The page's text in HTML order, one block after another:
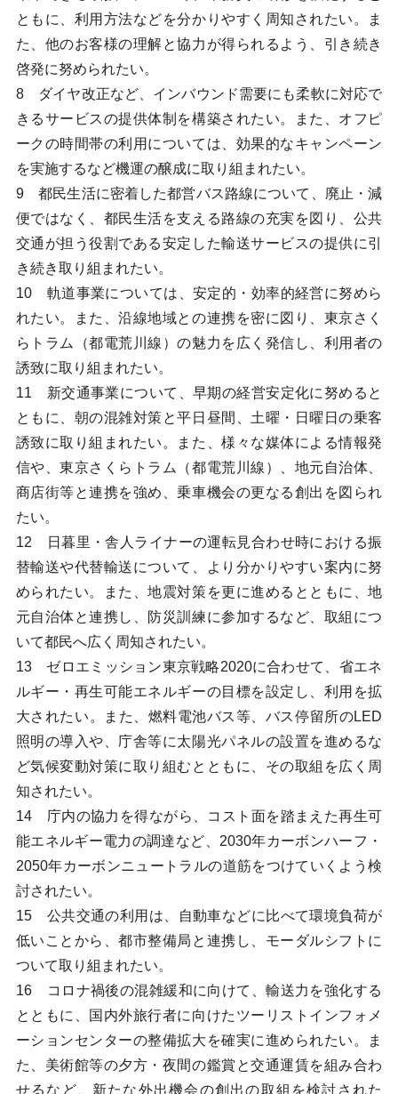
ともに、利用方法などを分かりやすく周知されたい。ま
た、他のお客様の理解と協力が得られるよう、引き続き
啓発に努められたい。
8 ダイヤ改正など、インバウンド需要にも柔軟に対応で
きるサービスの提供体制を構築されたい。また、オフピ
ークの時間帯の利用については、効果的なキャンペーン
を実施するなど機運の醸成に取り組まれたい。
9 都民生活に密着した都営バス路線について、廃止・減
便ではなく、都民生活を支える路線の充実を図り、公共
交通が担う役割である安定した輸送サービスの提供に引
き続き取り組まれたい。
10 軌道事業については、安定的・効率的経営に努めら
れたい。また、沿線地域との連携を密に図り、東京さく
らトラム（都電荒川線）の魅力を広く発信し、利用者の
誘致に取り組まれたい。
11 新交通事業について、早期の経営安定化に努めると
ともに、朝の混雑対策と平日昼間、土曜・日曜日の乗客
誘致に取り組まれたい。また、様々な媒体による情報発
信や、東京さくらトラム（都電荒川線）、地元自治体、
商店街等と連携を強め、乗車機会の更なる創出を図られ
たい。
12 日暮里・舎人ライナーの運転見合わせ時における振
替輸送や代替輸送について、より分かりやすい案内に努
められたい。また、地震対策を更に進めるとともに、地
元自治体と連携し、防災訓練に参加するなど、取組につ
いて都民へ広く周知されたい。
13 ゼロエミッション東京戦略2020に合わせて、省エネ
ルギー・再生可能エネルギーの目標を設定し、利用を拡
大されたい。また、燃料電池バス等、バス停留所のLED
照明の導入や、庁舎等に太陽光パネルの設置を進めるな
ど気候変動対策に取り組むとともに、その取組を広く周
知されたい。
14 庁内の協力を得ながら、コスト面を踏まえた再生可
能エネルギー電力の調達など、2030年カーボンハーフ・
2050年カーボンニュートラルの道筋をつけていくよう検
討されたい。
15 公共交通の利用は、自動車などに比べて環境負荷が
低いことから、都市整備局と連携し、モーダルシフトに
ついて取り組まれたい。
16 コロナ禍後の混雑緩和に向けて、輸送力を強化する
とともに、国内外旅行者に向けたツーリストインフォメ
ーションセンターの整備拡大を確実に進められたい。ま
た、美術館等の夕方・夜間の鑑賞と交通運賃を組み合わ
せるなど、新たな外出機会の創出の取組を検討された